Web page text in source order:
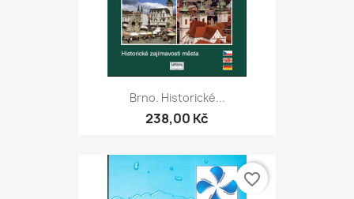
Brno. Historické...
238,00 Kč
favorite_border